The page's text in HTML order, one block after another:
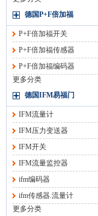
德国P+F倍加福
P+F倍加福开关
P+F倍加福传感器
P+F倍加福编码器
更多分类
德国IFM易福门
IFM流量计
IFM压力变送器
IFM开关
IFM流量监控器
ifm编码器
ifm传感器.流量计
更多分类